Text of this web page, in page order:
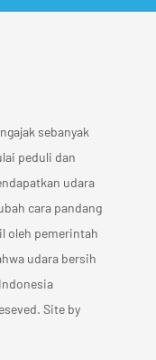
sebanyak
peduli dan
udara
cara pandang
oleh pemerintah
udara bersih
Site by